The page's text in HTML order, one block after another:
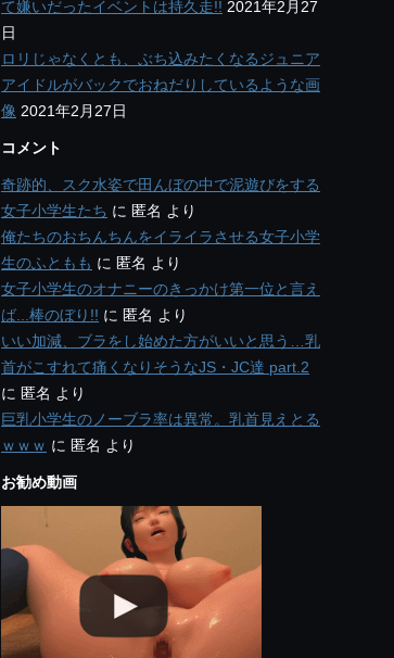
て嫌いだったイベントは持久走!! 2021年2月27
日
ロリじゃなくとも、ぶち込みたくなるジュニア
アイドルがバックでおねだりしているような画
像 2021年2月27日
コメント
奇跡的、スク水姿で田んぼの中で泥遊びをする
女子小学生たち に 匿名 より
俺たちのおちんちんをイライラさせる女子小学
生のふともも に 匿名 より
女子小学生のオナニーのきっかけ第一位と言え
ば...棒のぼり!! に 匿名 より
いい加減、ブラをし始めた方がいいと思う…乳
首がこすれて痛くなりそうなJS・JC達 part.2
に 匿名 より
巨乳小学生のノーブラ率は異常。乳首見えとる
ｗｗｗ に 匿名 より
お勧め動画